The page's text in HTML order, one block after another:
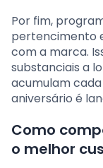
Por fim,
pertencimento
com a marca.
substanciais a
acumulam
aniversário é
Como
o melhor